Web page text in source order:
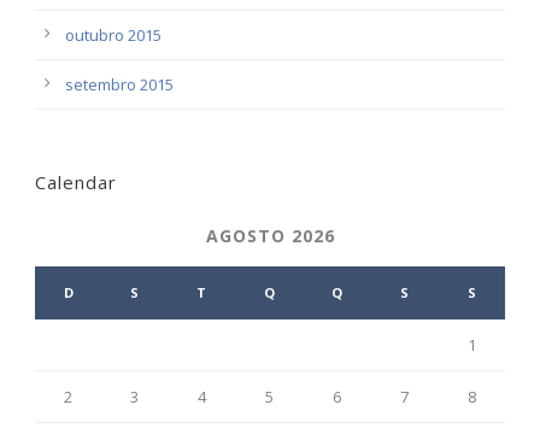
outubro 2015
setembro 2015
Calendar
AGOSTO 2026
D S T Q Q S S
1
2 3 4 5 6 7 8